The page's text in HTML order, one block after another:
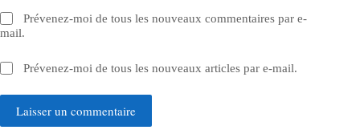
Prévenez-moi de tous les nouveaux commentaires par e-
mail.
Prévenez-moi de tous les nouveaux articles par e-mail.
Laisser un commentaire